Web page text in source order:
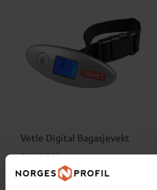
Vetle Digital Bagasjevekt
92 NOKved 500 stk.